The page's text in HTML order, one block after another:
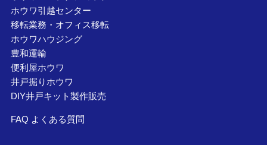
ホウワ引越センター
移転業務・オフィス移転
ホウワハウジング
豊和運輸
便利屋ホウワ
井戸掘りホウワ
DIY井戸キット製作販売
FAQ よくある質問